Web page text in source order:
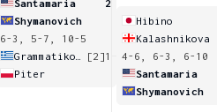
Santamaria
2
Shymanovich
6-3, 5-7, 10-5
[2]1
Piter
Hibino
Kalashnikova
4-6, 6-3, 6-10
Santamaria
Shymanovich